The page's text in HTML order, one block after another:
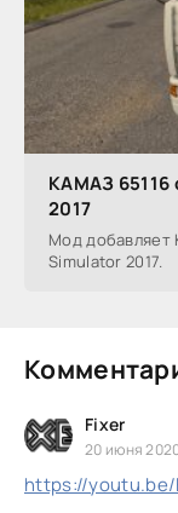
КАМАЗ 65116
2017
Мод добавляет
Simulator 2017.
Fixer
20 июня
https://youtu.be/